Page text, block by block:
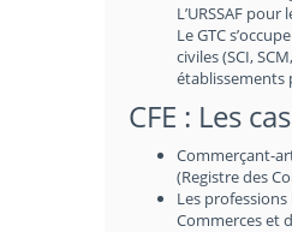
L’URSSAF
Le GTC
civiles (SCI,
établissements
CFE : Les
Commerçant-
(Registre des
Les
Commerces et